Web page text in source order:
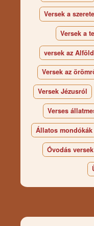
Versek a
Versek a
versek az
Versek az
Versek Jézusról
Verses
Állatos mondókák
Óvodás versek